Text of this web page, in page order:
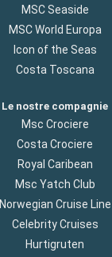
MSC Seaside
MSC World Europa
Icon of the Seas
Costa Toscana
Le nostre compagnie
Msc Crociere
Costa Crociere
Royal Caribean
Msc Yatch Club
Norwegian Cruise Line
Celebrity Cruises
Hurtigruten